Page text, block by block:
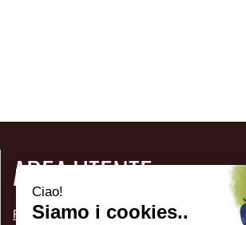
AREA UTENTE
Registrati